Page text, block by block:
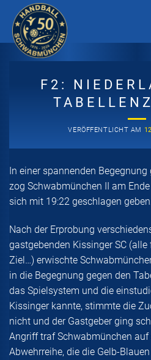
Inhalt
springen
F2:
VERÖFFENTLICHT AM
In einer spannenden Begegnung
zog Schwabmünchen II am
sich mit 19:22 geschlagen geben.
Nach der Erprobung
gastgebenden Kissinger SC
Ziel…) erwischte
in die Begegnung gegen den
das Spielsystem und die
Kissinger kannte, stimmte die
nicht und der Gastgeber ging
Angriff traf Schwabmünchen
Abwehrreihe, die die Gelb-